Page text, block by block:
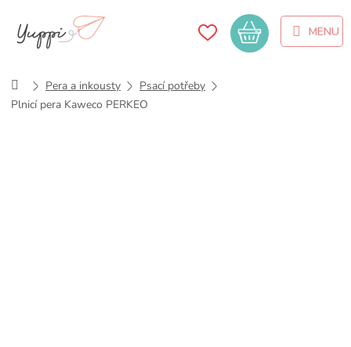
obsah
Nákupní
košík
DomůPera a inkousty
Psací potřeby
Plnicí pera Kaweco PERKEO